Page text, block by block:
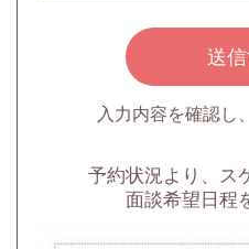
入力内容を確認し
予約状況より、ス
面談希望日程